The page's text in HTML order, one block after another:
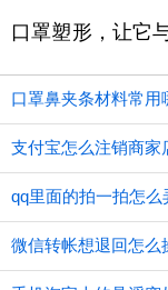
口罩塑形，让它
口罩鼻夹条材料常用
支付宝怎么注销商家
qq里面的拍一拍怎么
微信转帐想退回怎么